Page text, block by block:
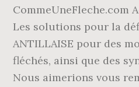
CommeUneFleche.com
Les solutions pour la
ANTILLAISE pour des
fléchés, ainsi que des
Nous aimerions vous